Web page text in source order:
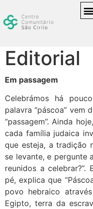
Editorial
Em passagem
Celebrámos há
palavra “páscoa” vem
“passagem”. Ainda
cada família judaica
que esteja, a tradição
se levante, e pergunte
reunidos a celebrar?”.
pé, explica que
povo hebraico
Egipto, terra da